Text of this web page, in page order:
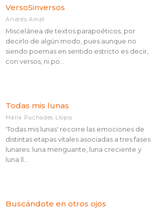
VersoSinversos
Andrés Amat
Miscelánea de textos parapoéticos, por
decirlo de algún modo, pues aunque no
siendo poemas en sentido estricto es decir,
con versos, ni po...
Todas mis lunas
María Puchades Llopis
'Todas mis lunas' recorre las emociones de
distintas etapas vitales asociadas a tres fases
lunares: luna menguante, luna creciente y
luna ll...
Buscándote en otros ojos